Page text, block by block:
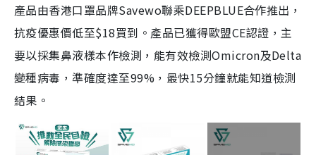
產品由香港口罩品牌Savewo聯乘DEEPBLUE合作推出，
抗疫優惠價低至$18買到。產品已獲得歐盟CE認證，主
要以採集鼻液樣本作檢測，能有效檢測Omicron及Delta
變種病毒，準確度達至99%，最快15分鐘就能知道檢測
結果。